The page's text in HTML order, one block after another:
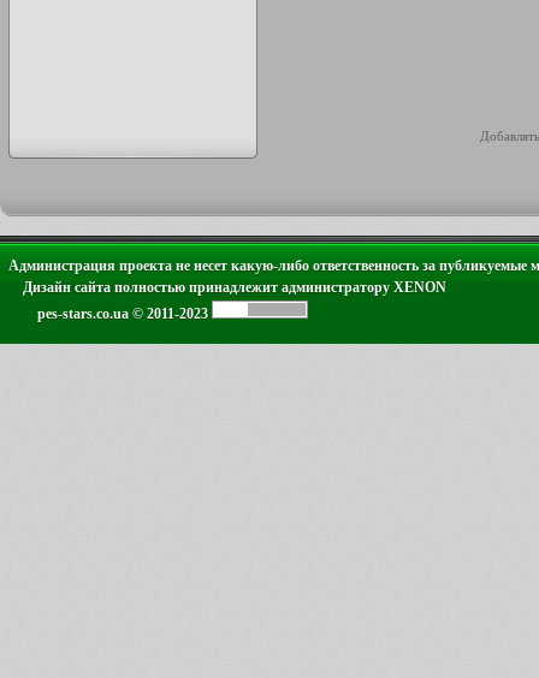
Администрация проекта не несет какую-либо ответственность за публикуемые
Дизайн сайта полностью принадлежит администратору XENON
pes-stars.co.ua © 2011-2023